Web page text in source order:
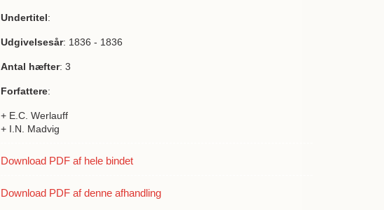
Undertitel:
Udgivelsesår: 1836 - 1836
Antal hæfter: 3
Forfattere:
+ E.C. Werlauff
+ I.N. Madvig
Download PDF af hele bindet
Download PDF af denne afhandling